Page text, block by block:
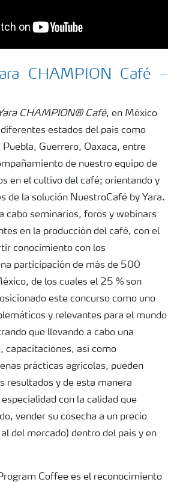
CHAMPION Café –
CHAMPION® Café, en México
estados del país como
Puebla, Guerrero, Oaxaca, entre
de nuestro equipo de
en el cultivo del café; orientando y
de la solución NuestroCafé by Yara.
cabo seminarios, foros y webinars
en la producción del café, con el
conocimiento con los
participación de más de 500
de los cuales el 25 % son
este concurso como uno
y relevantes para el mundo
que llevando a cabo una
capacitaciones, así como
prácticas agrícolas, pueden
resultados y de esta manera
con la calidad que
vender su cosecha a un precio
del mercado) dentro del país y en
Coffee es el reconocimiento